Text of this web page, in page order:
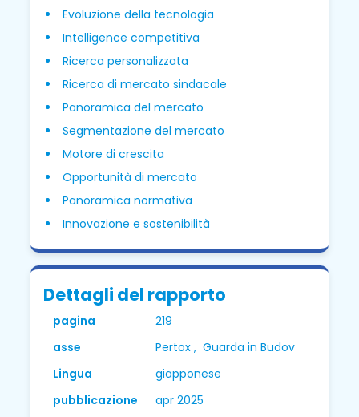
Evoluzione della tecnologia
Intelligence competitiva
Ricerca personalizzata
Ricerca di mercato sindacale
Panoramica del mercato
Segmentazione del mercato
Motore di crescita
Opportunità di mercato
Panoramica normativa
Innovazione e sostenibilità
Dettagli del rapporto
pagina
219
asse
Pertox , Guarda in Budov
Lingua
giapponese
pubblicazione
apr 2025